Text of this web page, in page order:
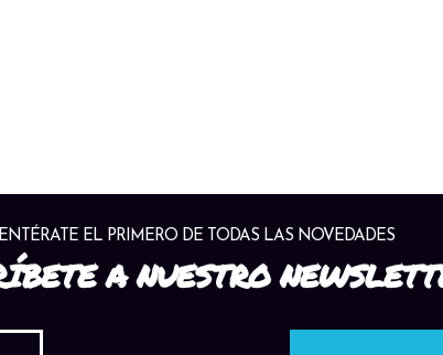
ENTÉRATE EL PRIMERO DE TODAS LAS NOVEDADES
A NUESTRO